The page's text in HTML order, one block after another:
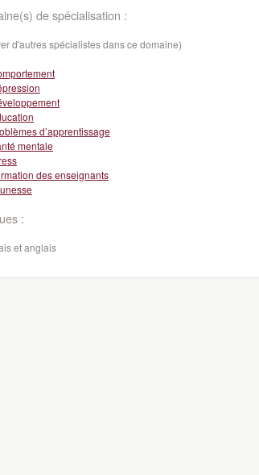
de spécialisation :
d'autres spécialistes dans ce domaine)
d’apprentissage
mentale
des enseignants
:
et anglais